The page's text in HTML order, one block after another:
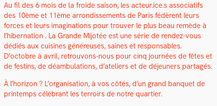
Au fil des 6 mois de la froide sai­son, les acteur.ice.s asso­ci­at­ifs
des 10ème et 11ème arrondisse­ments de Paris fédèrent leurs
forces et leurs imag­i­na­tions pour trou­ver le plus beau remède à
l’hibernation . La Grande Mijotée est une série de ren­dez-vous
dédiés aux cuisines généreuses, saines et respon­s­ables.
D’octobre à avril, retrou­vons-nous pour cinq journées de fêtes et
de fes­tins, de déam­bu­la­tions, d’ateliers et de déje­uners partagés.
À l’horizon ? L’organisation, à vos côtés, d’un grand ban­quet de
print­emps célébrant les ter­roirs de notre quarti­er.